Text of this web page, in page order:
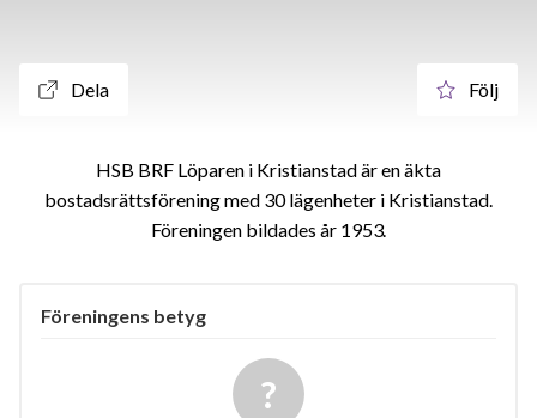
Dela Följ
HSB BRF Löparen i Kristianstad är en äkta
bostadsrättsförening med 30 lägenheter i Kristianstad.
Föreningen bildades år 1953
Föreningens betyg